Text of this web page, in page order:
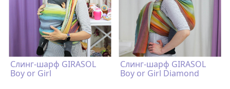
Слинг-шарф GIRASOL
Boy or Girl
Слинг-шарф GIRASOL
Boy or Girl Diamond